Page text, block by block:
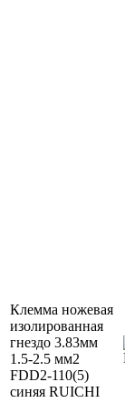
Клемма ножевая
изолированная
гнездо 3.83мм
1.5-2.5 мм2
FDD2-110(5)
синяя RUICHI